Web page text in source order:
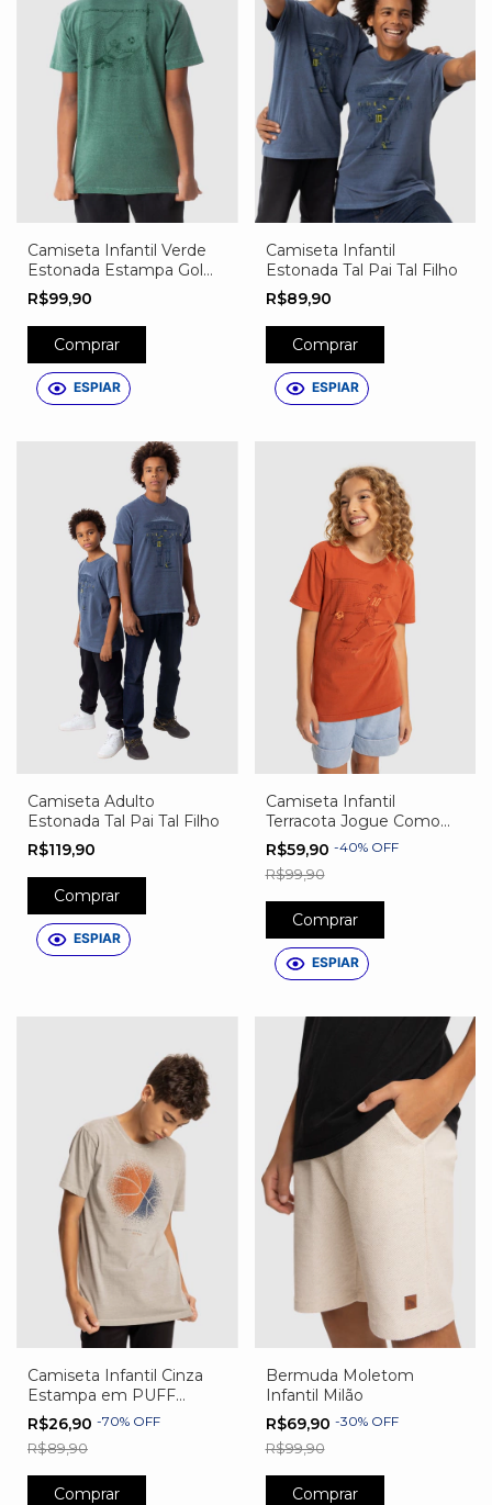
Camiseta Infantil Verde
Estonada Estampa Gol
de Bicicleta
R$99,90
Comprar
ESPIAR
Camiseta Infantil
Estonada Tal Pai Tal Filho
R$89,90
Comprar
ESPIAR
Camiseta Adulto
Estonada Tal Pai Tal Filho
R$119,90
Comprar
ESPIAR
Camiseta Infantil
Terracota Jogue Como
Uma Garota
R$59,90 -40% OFF
R$99,90
Comprar
ESPIAR
Camiseta Infantil Cinza
Estampa em PUFF
Basquete
R$26,90 -70% OFF
R$89,90
Comprar
Bermuda Moletom
Infantil Milão
R$69,90 -30% OFF
R$99,90
Comprar